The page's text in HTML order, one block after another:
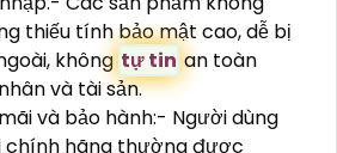
thiếu tính bảo mật cao, dễ bị
không tự tin an toàn
và tài sản.
và bảo hành:- Người dùng
chính hãng thường được